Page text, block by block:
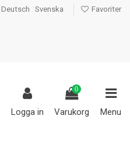
Deutsch Svenska Favoriter
Logga in
0
Varukorg Menu